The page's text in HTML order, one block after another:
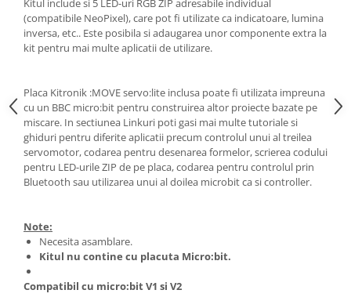
Kitul include si 5 LED-uri RGB ZIP adresabile individual
(compatibile NeoPixel), care pot fi utilizate ca indicatoare, lumina
inversa, etc.. Este posibila si adaugarea unor componente extra la
kit pentru mai multe aplicatii de utilizare.
Placa Kitronik :MOVE servo:lite inclusa poate fi utilizata impreuna
cu un BBC micro:bit pentru construirea altor proiecte bazate pe
miscare. In sectiunea Linkuri poti gasi mai multe tutoriale si
ghiduri pentru diferite aplicatii precum controlul unui al treilea
servomotor, codarea pentru desenarea formelor, scrierea codului
pentru LED-urile ZIP de pe placa, codarea pentru controlul prin
Bluetooth sau utilizarea unui al doilea microbit ca si controller.
Note:
Necesita asamblare.
Kitul nu contine cu placuta Micro:bit.
Compatibil cu micro:bit V1 si V2